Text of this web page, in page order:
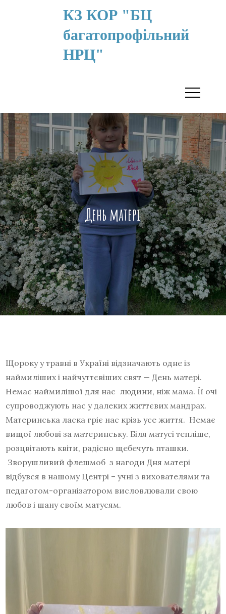
КЗ КОР "БЦ
багатопрофільний
НРЦ"
День матері
Щороку у травні в Україні відзначають одне із
наймиліших і найчуттєвіших свят — День матері.
Немає наймилішої для нас людини, ніж мама. Її очі
супроводжують нас у далеких життєвих мандрах.
Материнська ласка гріє нас крізь усе життя. Немає
вищої любові за материнську. Біля матусі тепліше,
розцвітають квіти, радісно щебечуть пташки.
Зворушливий флешмоб з нагоди Дня матері
відбувся в нашому Центрі – учні з вихователями та
педагогом-організатором висловлювали свою
любов і шану своїм матусям.